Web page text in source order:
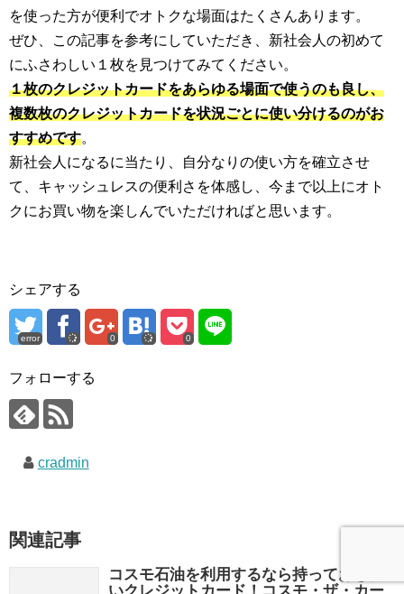
を使った方が便利でオトクな場面はたくさんあります。
ぜひ、この記事を参考にしていただき、新社会人の初めて
にふさわしい１枚を見つけてみてください。
１枚のクレジットカードをあらゆる場面で使うのも良し、
複数枚のクレジットカードを状況ごとに使い分けるのがお
すすめです。
新社会人になるに当たり、自分なりの使い方を確立させ
て、キャッシュレスの便利さを体感し、今まで以上にオト
クにお買い物を楽しんでいただければと思います。
シェアする
error 0 0
フォローする
cradmin
関連記事
コスモ石油を利用するなら持っておきた